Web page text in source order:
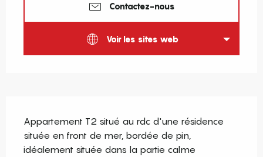
Contactez-nous
Voir les sites web
Appartement T2 situé au rdc d'une résidence
située en front de mer, bordée de pin,
idéalement située dans la partie calme